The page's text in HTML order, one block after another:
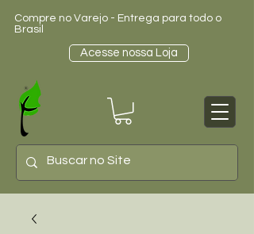
Compre no Varejo - Entrega para todo o
Brasil
Acesse nossa Loja